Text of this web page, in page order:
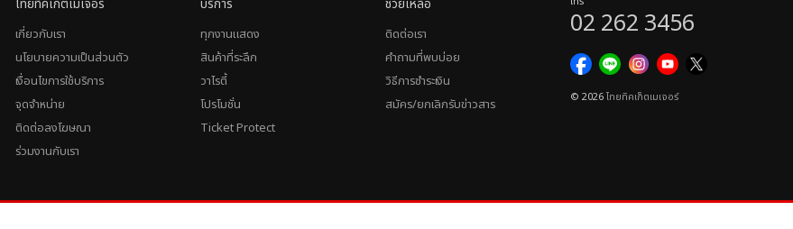
ไทยทิคเก็ตเมเจอร์
เกี่ยวกับเรา
นโยบายความเป็นส่วนตัว
เงื่อนไขการใช้บริการ
จุดจำหน่าย
ติดต่อลงโฆษณา
ร่วมงานกับเรา
บริการ
ทุกงานแสดง
สินค้าที่ระลึก
วาไรตี้
โปรโมชั่น
Ticket Protect
ช่วยเหลือ
ติดต่อเรา
คำถามที่พบบ่อย
วิธีการชำระเงิน
สมัคร/ยกเลิกรับข่าวสาร
02 262 3456
© 2026ไทยทิคเก็ตเมเจอร์